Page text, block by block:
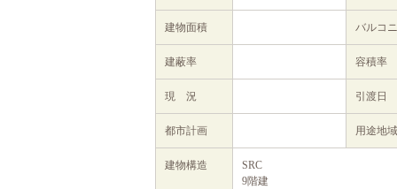
建物面積 バルコ
建蔽率 容積率
現 況 引渡日
都市計画 用途地域
建物構造
SRC
9階建